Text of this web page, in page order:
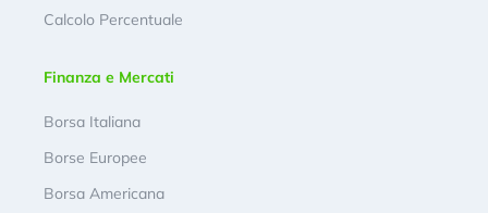
Calcolo Percentuale
Finanza e Mercati
Borsa Italiana
Borse Europee
Borsa Americana